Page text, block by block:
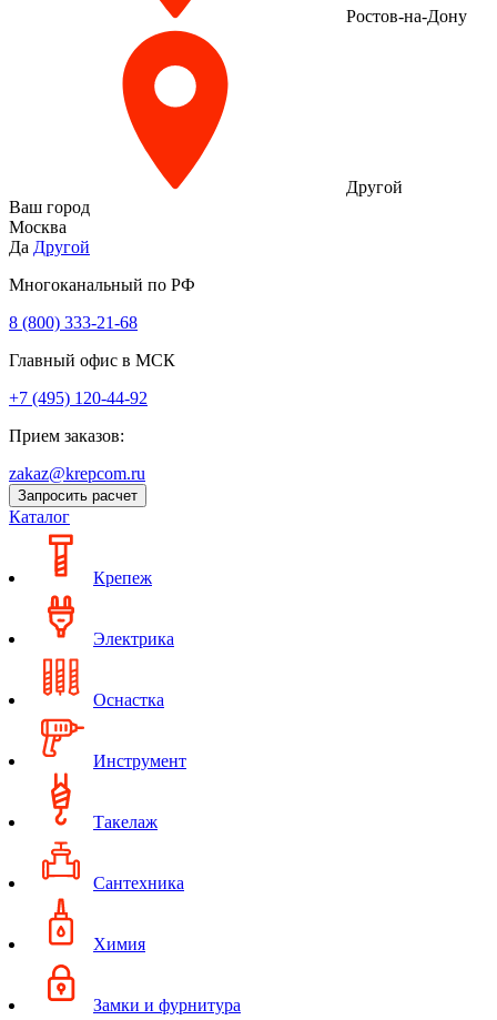
Ростов-на-Дону
Другой
Ваш город
Москва
Да Другой
Многоканальный по РФ
8 (800) 333‑21-68
Главный офис в МСК
+7 (495) 120-44-92
Прием заказов:
zakaz@krepcom.ru
Запросить расчет
Каталог
Крепеж
Электрика
Оснастка
Инструмент
Такелаж
Сантехника
Химия
Замки и фурнитура